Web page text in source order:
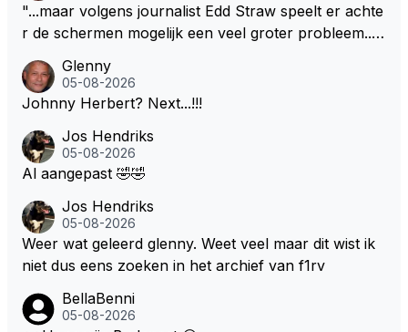
"...maar volgens journalist Edd Straw speelt er achte
r de schermen mogelijk een veel groter probleem..."
Glenny
05-08-2026
Johnny Herbert? Next...!!!
Jos Hendriks
05-08-2026
Al aangepast 🤣🤣
Jos Hendriks
05-08-2026
Weer wat geleerd glenny. Weet veel maar dit wist ik
niet dus eens zoeken in het archief van f1rv
BellaBenni
05-08-2026